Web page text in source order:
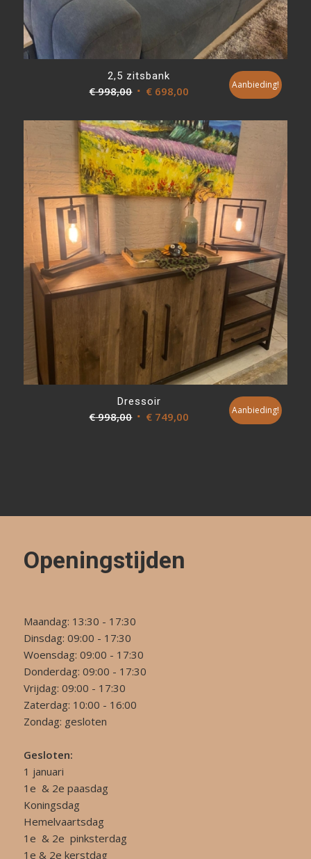
2,5 zitsbank
€998,00 Oorspronkelijke
was:
€ 998,00.
€ 698,00
is:
€ 698,00.
Aanbieding!
Dressoir
€998,00 Oorspronkelijke
€ 749,00 Aanbieding!
Openingstijden
Maandag: 13:30 - 17:30
Dinsdag: 09:00 - 17:30
Woensdag: 09:00 - 17:30
Donderdag: 09:00 - 17:30
Vrijdag: 09:00 - 17:30
Zaterdag: 10:00 - 16:00
Zondag: gesloten
Gesloten:
1 januari
1e & 2e paasdag
Koningsdag
Hemelvaartsdag
1e & 2e pinksterdag
1e & 2e kerstdag